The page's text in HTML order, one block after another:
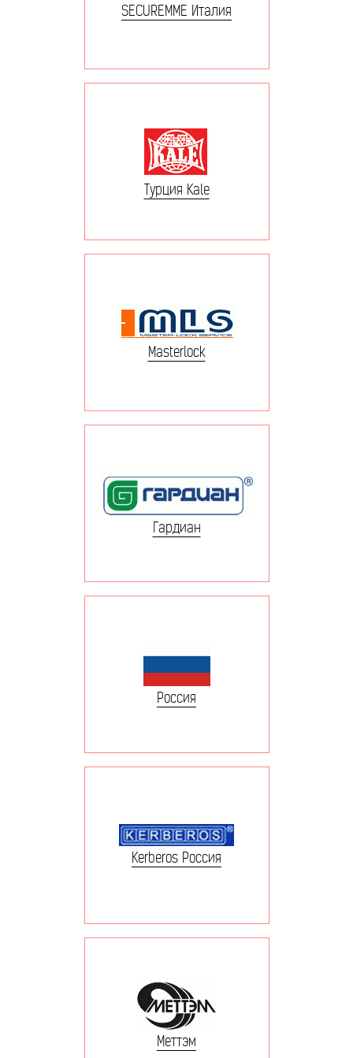
SECUREMME Италия
Турция Kale
Masterlock
Гардиан
Россия
Kerberos Россия
Меттэм